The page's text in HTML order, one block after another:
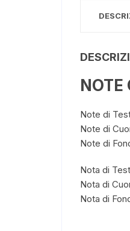
Note di
Note di
Note di
Nota di
Nota di
Nota di